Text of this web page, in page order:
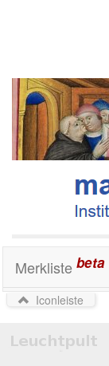
Merkliste beta
Iconleiste